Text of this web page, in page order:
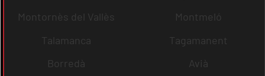
Montornès del Vallès
Montmeló
Talamanca
Tagamanent
Borredà
Avià